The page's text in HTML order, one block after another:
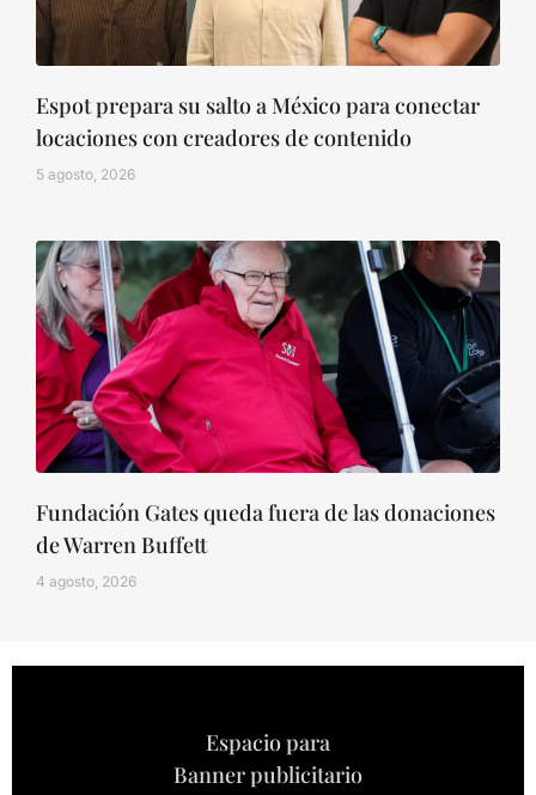
Espot prepara su salto a México para conectar
locaciones con creadores de contenido
5 agosto, 2026
Fundación Gates queda fuera de las donaciones
de Warren Buffett
4 agosto, 2026
Espacio para
Banner publicitario